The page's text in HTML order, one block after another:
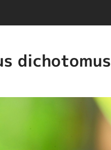
dichotomus